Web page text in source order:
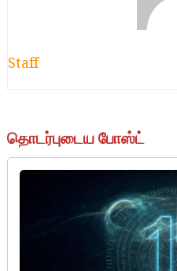
Staff
தொடர்புடைய போஸ்ட்